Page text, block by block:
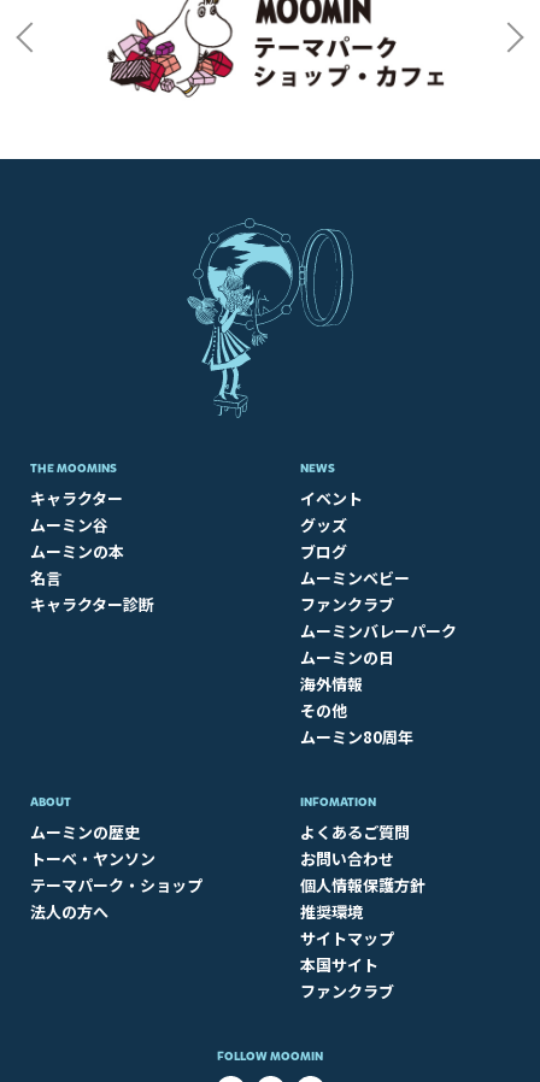
THE MOOMINS
キャラクター
ムーミン谷
ムーミンの本
名言
キャラクター診断
NEWS
イベント
グッズ
ブログ
ムーミンベビー
ファンクラブ
ムーミンバレーパーク
ムーミンの日
海外情報
その他
ムーミン80周年
ABOUT​
ムーミンの歴史
トーベ・ヤンソン
テーマパーク・ショップ
法人の方へ
INFOMATION
よくあるご質問
お問い合わせ
個人情報保護方針
推奨環境
サイトマップ
本国サイト
ファンクラブ
FOLLOW MOOMIN